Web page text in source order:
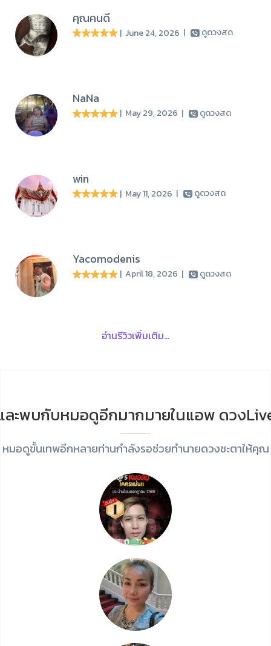
คุณคนดี
| June 24, 2026 | ดูดวงสด
NaNa
| May 29, 2026 | ดูดวงสด
win
| May 11, 2026 | ดูดวงสด
Yacomodenis
| April 18, 2026 | ดูดวงสด
อ่านรีวิวเพิ่มเติม...
ละพบกับหมอดูอีกมากมายในแอพ ดวง
หมอดูขั้นเทพอีกหลายท่านกำลังรอช่วยทำนายดวงชะตาให้คุณ